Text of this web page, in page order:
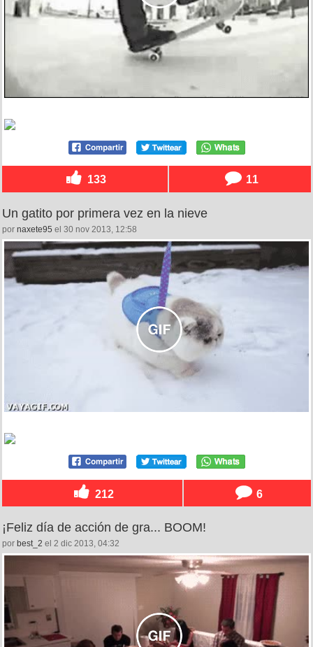
133 11
Un gatito por primera vez en la nieve
por naxete95 el 30 nov 2013, 12:58
212 6
¡Feliz día de acción de gra... BOOM!
por best_2 el 2 dic 2013, 04:32